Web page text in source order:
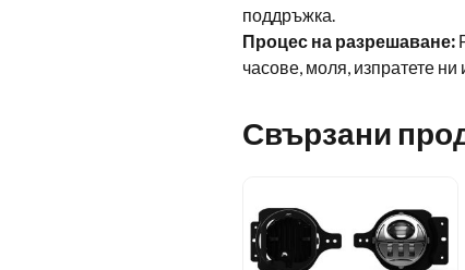
поддръжка.
Процес на разрешаване:
часове, моля, изпратете
Свързани